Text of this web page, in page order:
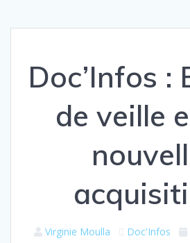
Doc’Infos :
de veille
Virginie Moulla Doc'Infos